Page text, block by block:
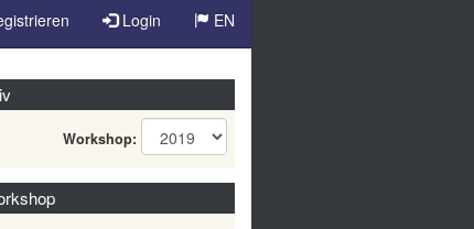
Login
Sprache
EN
Workshop: